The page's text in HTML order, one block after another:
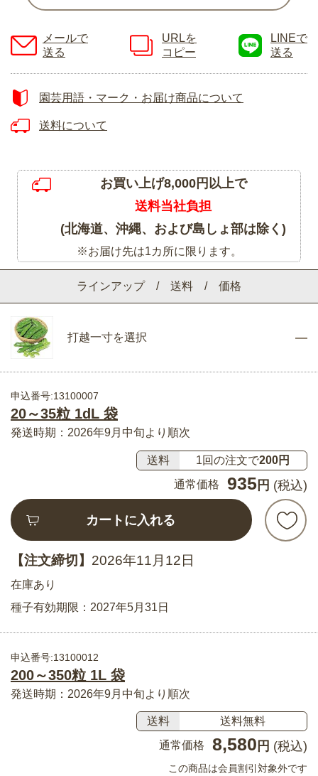
ラインアップ / 送料 / 価格
打越一寸を選択
申込番号:13100007
20～35粒 1dL 袋
発送時期：2026年9月中旬より順次
送料 1回の注文で200円
通常価格
935 円 (税込)
カートに入れる
【注文締切】 2026年11月12日
在庫あり
種子有効期限：2027年5月31日
申込番号:13100012
200～350粒 1L 袋
発送時期：2026年9月中旬より順次
送料
送料無料
通常価格
8,580 円 (税込)
この商品は会員割引対象外です
メールで
送る
URLを
コピー
LINEで
送る
園芸用語・マーク・お届け商品について
送料について
お買い上げ8,000円以上で
送料当社負担
(北海道、沖縄、および島しょ部は除く)
※お届け先は1カ所に限ります。